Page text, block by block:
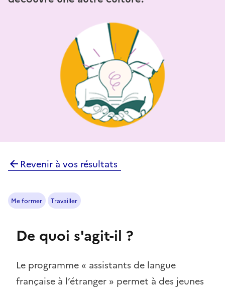
Revenir à vos résultats
Me former Travailler
De quoi s'agit-il ?
Le programme « assistants de langue
française à l’étranger » permet à des jeunes